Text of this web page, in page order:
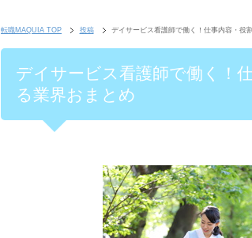
転職MAQUIA TOP 投稿 デイサービス看護師で働く！仕事内容・役
デイサービス看護師で働く！
る業界おまとめ